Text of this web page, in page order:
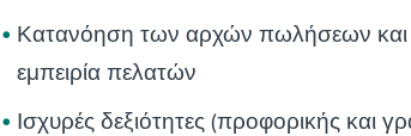
Κατανόηση των αρχών πωλήσεων και
εμπειρία πελατών
Ισχυρές δεξιότητες (προφορικής και